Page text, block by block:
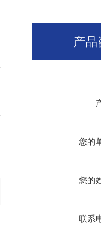
产品
您的
您的
联系